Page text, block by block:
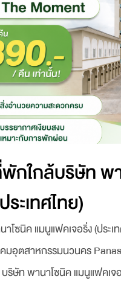
กใกล้บริษัท พ
ระเทศไทย)
โซนิค แมนูแฟคเจอริ่ง (ประเ
มอุตสาหกรรมนวนคร
ริษัท พานาโซนิค แมนูแฟคเจ